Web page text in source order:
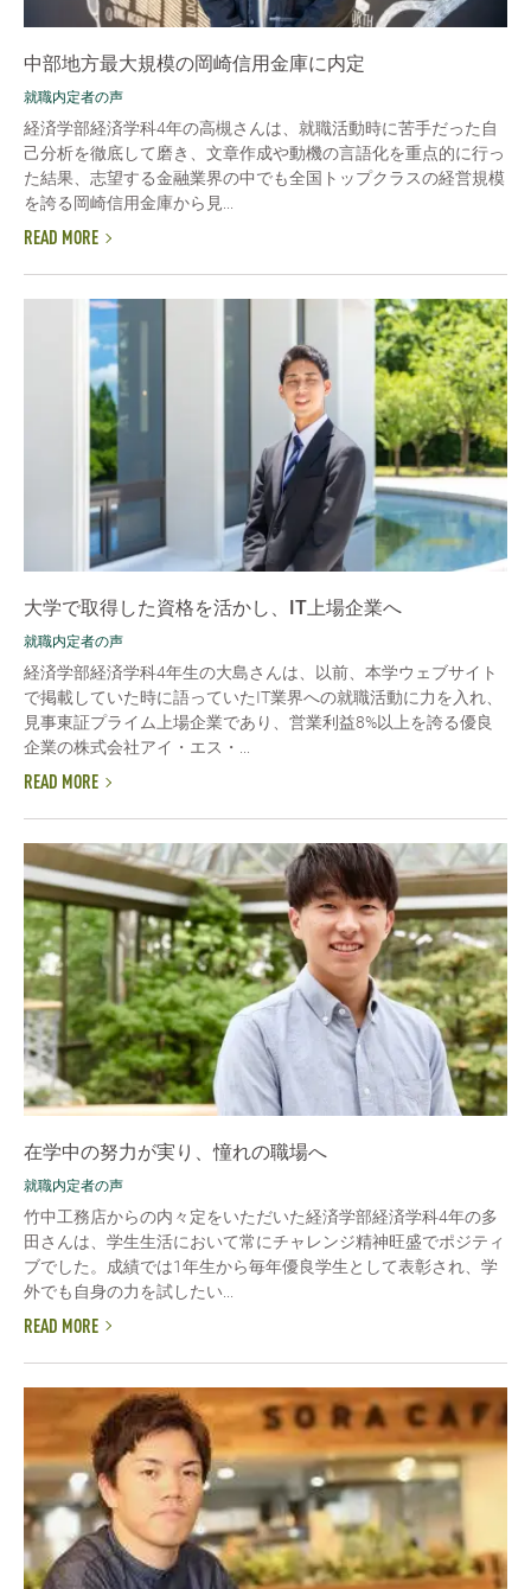
中部地方最大規模の岡崎信用金庫に内定
就職内定者の声
経済学部経済学科4年の高槻さんは、就職活動時に苦手だった自
己分析を徹底して磨き、文章作成や動機の言語化を重点的に行っ
た結果、志望する金融業界の中でも全国トップクラスの経営規模
を誇る岡崎信用金庫から見...
READ MORE
大学で取得した資格を活かし、IT上場企業へ
就職内定者の声
経済学部経済学科4年生の大島さんは、以前、本学ウェブサイト
で掲載していた時に語っていたIT業界への就職活動に力を入れ、
見事東証プライム上場企業であり、営業利益8%以上を誇る優良
企業の株式会社アイ・エス・...
READ MORE
在学中の努力が実り、憧れの職場へ
就職内定者の声
竹中工務店からの内々定をいただいた経済学部経済学科4年の多
田さんは、学生生活において常にチャレンジ精神旺盛でポジティ
ブでした。成績では1年生から毎年優良学生として表彰され、学
外でも自身の力を試したい...
READ MORE